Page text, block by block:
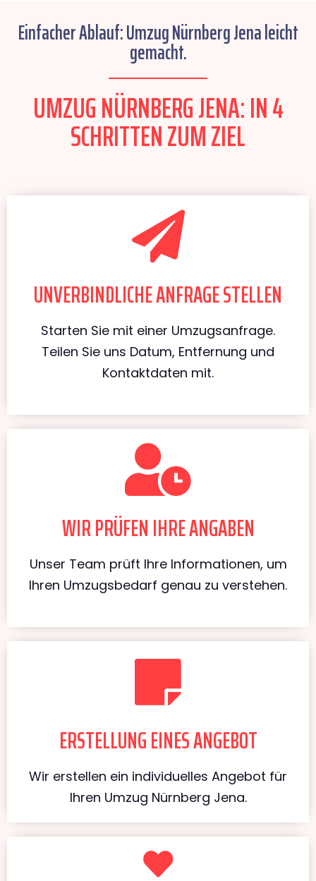
Einfacher Ablauf: Umzug Nürnberg Jena leicht
gemacht.
UMZUG NÜRNBERG JENA: IN 4
SCHRITTEN ZUM ZIEL
UNVERBINDLICHE ANFRAGE STELLEN
Starten Sie mit einer Umzugsanfrage.
Teilen Sie uns Datum, Entfernung und
Kontaktdaten mit.
WIR PRÜFEN IHRE ANGABEN
Unser Team prüft Ihre Informationen, um
Ihren Umzugsbedarf genau zu verstehen.
ERSTELLUNG EINES ANGEBOT
Wir erstellen ein individuelles Angebot für
Ihren Umzug Nürnberg Jena.